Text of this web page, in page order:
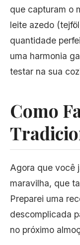
que capturam o
leite azedo
quantidade
uma harmonia
testar na sua
Como
Agora que você
maravilha, que
Preparei uma
descomplicada
no próximo